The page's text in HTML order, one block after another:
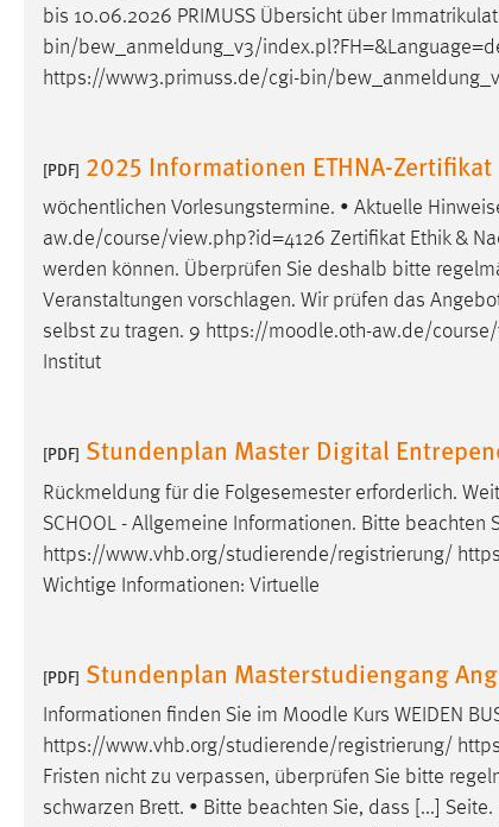
bis 10.06.2026 PRIMUSS Übersicht über
bin/bew_anmeldung_v3/
https://www3.primuss.de/cgi-bin/
[PDF] 2025 Informationen ETHNA-Zertifikat
wöchentlichen Vorlesungstermine. • Aktuelle
aw.de/course/view.php?id=4126 Zertifikat Ethik &
werden können. Überprüfen Sie deshalb bitte
Veranstaltungen vorschlagen. Wir prüfen das
selbst zu tragen. 9 https://moodle.oth-aw.de/course/
Institut
[PDF] Stundenplan Master Digital
Rückmeldung für die Folgesemester erforderlich.
SCHOOL - Allgemeine Informationen. Bitte
https://www.vhb.org/studierende/registrierung/
Wichtige Informationen: Virtuelle
[PDF] Stundenplan Masterstudiengang
Informationen finden Sie im Moodle Kurs WEIDEN
https://www.vhb.org/studierende/registrierung/
Fristen nicht zu verpassen, überprüfen Sie bitte
schwarzen Brett. • Bitte beachten Sie, dass [...]
Zweck: Conversion-Tracking
Cookie Laufzeit: 3 Monate
EXTERNE MEDIEN
Plattformen anzeigen zu können, werden von diesen
externen Medien Cookies gesetzt.
YouTube
Vimeo